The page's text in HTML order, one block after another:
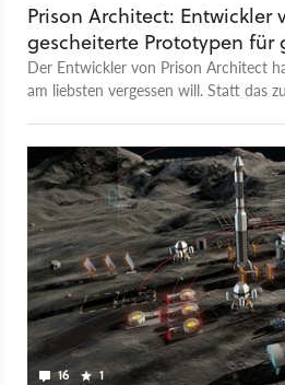
Prison Architect: Entwickler
gescheiterte Prototypen für
Der Entwickler von Prison Architect
am liebsten vergessen will. Statt das
16 1